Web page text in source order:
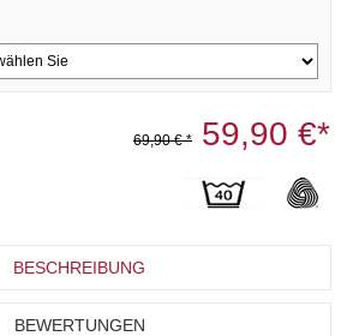
69,90 € * 59,90 €*
BESCHREIBUNG
BEWERTUNGEN